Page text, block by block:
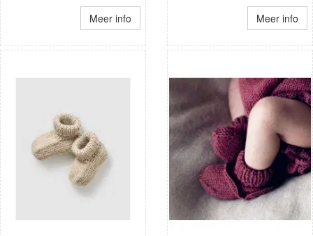
Meer info Meer info